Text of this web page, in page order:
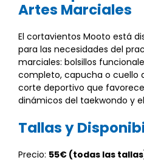
Artes Marciales
El cortavientos Mooto está
para las necesidades del
marciales: bolsillos
completo, capucha o cuello
corte deportivo que
dinámicos del taekwondo y
Tallas y
Precio: 55€ (todas las